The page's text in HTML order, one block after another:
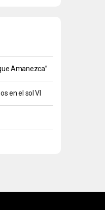
Amanezca”
en el sol VI